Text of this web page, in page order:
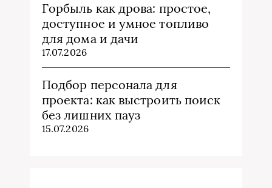
Горбыль как дрова: простое,
доступное и умное топливо
для дома и дачи
17.07.2026
Подбор персонала для
проекта: как выстроить поиск
без лишних пауз
15.07.2026